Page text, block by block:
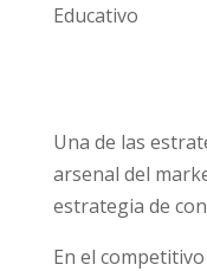
Una de las
arsenal del
estrategia de
En el